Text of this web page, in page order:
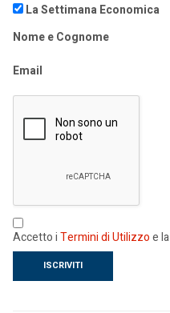
La Settimana Economica
Nome e Cognome
Email
Accetto iTermini di Utilizzoe la